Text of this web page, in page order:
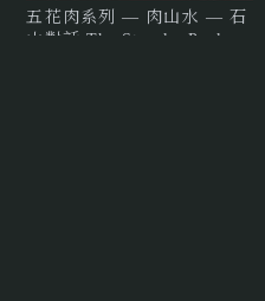
五花肉系列 — 肉山水 — 石
山對話 The Streaky Pork